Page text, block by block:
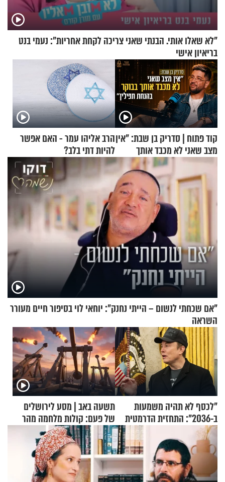
"לא שאלו אותי. הבנתי שאני צריכה לקחת אחריות": נעמי בנט
בריאיון אישי
קוד פתוח | סדריק בן שבת: "אין
מצב שאני לא מכבד אותך
בבוקר בהנחת תפילין"
הרב אליהו עמר - האם אפשר
להיות דתי בלב?
"אם שכחתי לנשום – הייתי נחנק": יוחאי לוי בסיפור חיים מעורר
השראה
"לכסף לא תהיה משמעות
ב-2036": התחזית הדרמטית
של אילון מאסק על עתיד
הכלכלה
תשעה באב | מסע לירושלים
של פעם: קולות מלחמה מהר
הזיתים